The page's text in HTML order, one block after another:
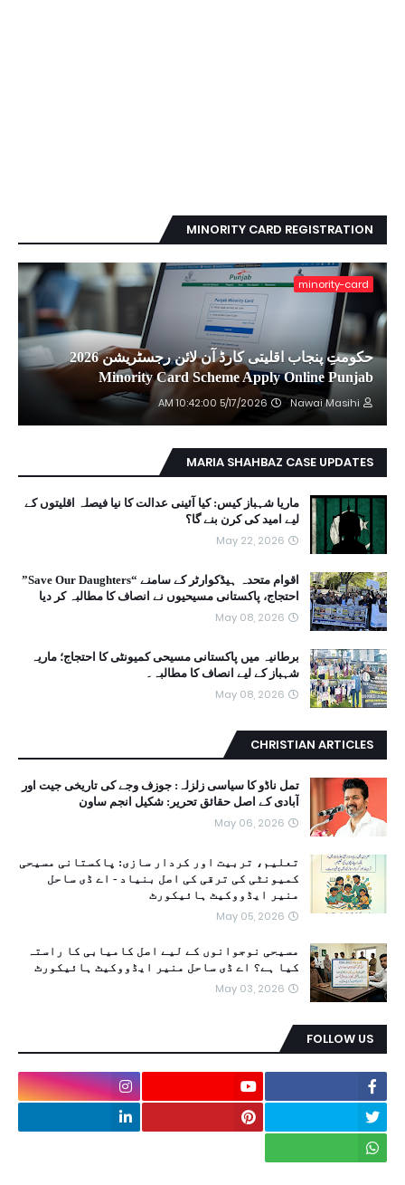
MINORITY CARD REGISTRATION
minority-card
حکومتِ پنجاب اقلیتی کارڈ آن لائن رجسٹریشن 2026
Minority Card Scheme Apply Online Punjab
Nawai Masihi
5/17/2026 10:42:00 AM
MARIA SHAHBAZ CASE UPDATES
ماریا شہباز کیس: کیا آئینی عدالت کا نیا فیصلہ اقلیتوں کے
لیے امید کی کرن بنے گا؟
May 22, 2026
اقوام متحدہ ہیڈکوارٹر کے سامنے “Save Our Daughters”
احتجاج، پاکستانی مسیحیوں نے انصاف کا مطالبہ کر دیا
May 08, 2026
برطانیہ میں پاکستانی مسیحی کمیونٹی کا احتجاج؛ ماریہ
شہباز کے لیے انصاف کا مطالبہ۔
May 08, 2026
CHRISTIAN ARTICLES
تمل ناڈو کا سیاسی زلزلہ: جوزف وجے کی تاریخی جیت اور
آبادی کے اصل حقائق تحریر: شکیل انجم ساون
May 06, 2026
تعلیم، تربیت اور کردار سازی: پاکستانی مسیحی
کمیونٹی کی ترقی کی اصل بنیاد - اے ڈی ساحل
منیر ایڈووکیٹ ہائیکورٹ
May 05, 2026
مسیحی نوجوانوں کے لیے اصل کامیابی کا راستہ
کیا ہے؟ اے ڈی ساحل منیر ایڈووکیٹ ہائیکورٹ
May 03, 2026
FOLLOW US